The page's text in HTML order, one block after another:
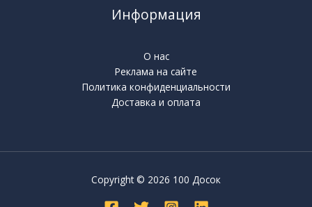
Информация
О нас
Реклама на сайте
Политика конфиденциальности
Доставка и оплата
Copyright © 2026 100 Досок